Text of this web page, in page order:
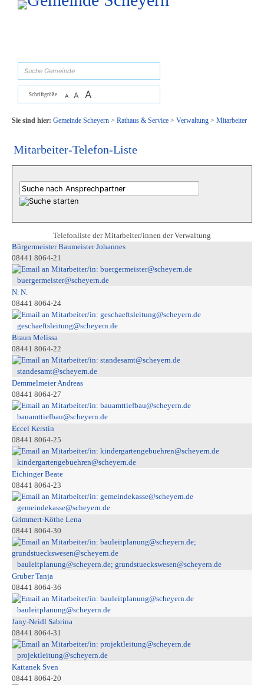
Zum Inhalt, zur Navigationoder zur Startseite springen.
Schriftgröße A A A
Sie sind hier: Gemeinde Scheyern> Rathaus & Service> Verwaltung> Mitarbeiter
Mitarbeiter-Telefon-Liste
Telefonliste der Mitarbeiter/innen der Verwaltung
Bürgermeister Baumeister Johannes
08441 8064-21
buergermeister@scheyern.de
N. N.
08441 8064-24
geschaeftsleitung@scheyern.de
Braun Melissa
08441 8064-22
standesamt@scheyern.de
Demmelmeier Andreas
08441 8064-27
bauamttiefbau@scheyern.de
Eccel Kerstin
08441 8064-25
kindergartengebuehren@scheyern.de
Eichinger Beate
08441 8064-23
gemeindekasse@scheyern.de
Grimmert-Köthe Lena
08441 8064-30
bauleitplanung@scheyern.de; grundstueckswesen@scheyern.de
Gruber Tanja
08441 8064-36
bauleitplanung@scheyern.de
Jany-Neidl Sabrina
08441 8064-31
projektleitung@scheyern.de
Kattanek Sven
08441 8064-20